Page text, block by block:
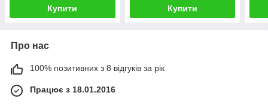
Купити Купити
Про нас
100% позитивних з 8 відгуків за рік
Працює з 18.01.2016